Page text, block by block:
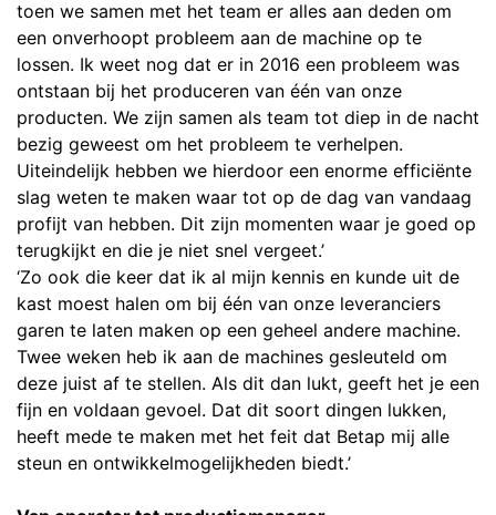
toen we samen met het team er alles aan deden om
een onverhoopt probleem aan de machine op te
lossen. Ik weet nog dat er in 2016 een probleem was
ontstaan bij het produceren van één van onze
producten. We zijn samen als team tot diep in de nacht
bezig geweest om het probleem te verhelpen.
Uiteindelijk hebben we hierdoor een enorme efficiënte
slag weten te maken waar tot op de dag van vandaag
profijt van hebben. Dit zijn momenten waar je goed op
terugkijkt en die je niet snel vergeet.’
‘Zo ook die keer dat ik al mijn kennis en kunde uit de
kast moest halen om bij één van onze leveranciers
garen te laten maken op een geheel andere machine.
Twee weken heb ik aan de machines gesleuteld om
deze juist af te stellen. Als dit dan lukt, geeft het je een
fijn en voldaan gevoel. Dat dit soort dingen lukken,
heeft mede te maken met het feit dat Betap mij alle
steun en ontwikkelmogelijkheden biedt.’